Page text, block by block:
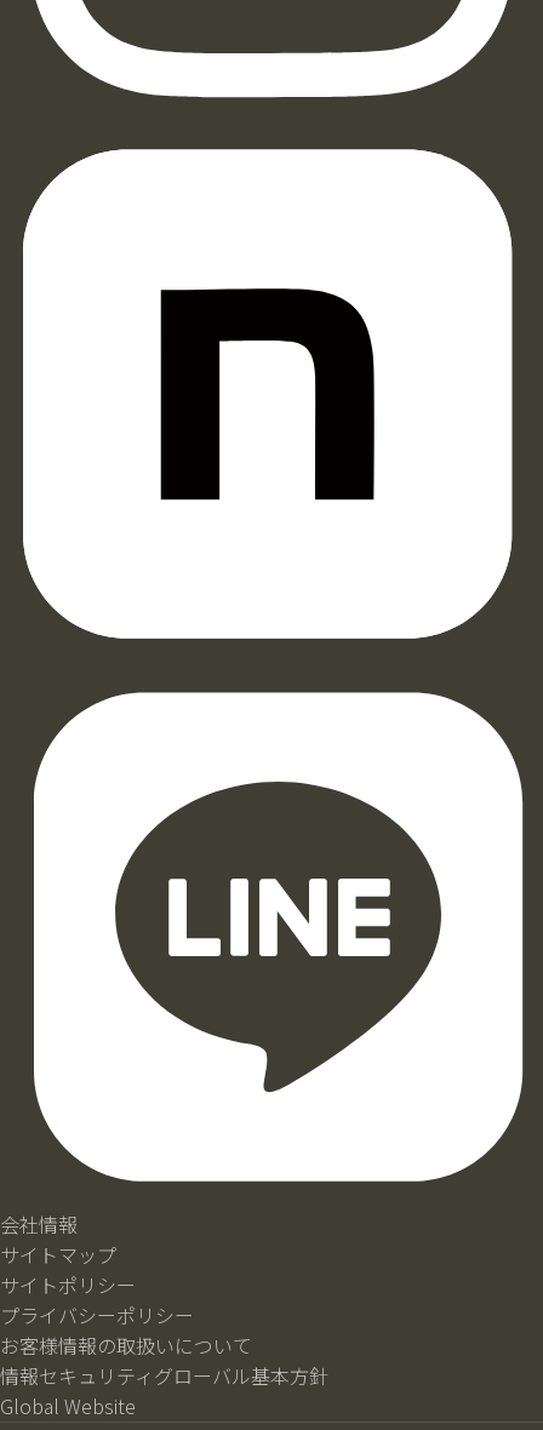
会社情報
サイトマップ
サイトポリシー
プライバシーポリシー
お客様情報の取扱いについて
情報セキュリティグローバル基本方針
Global Website